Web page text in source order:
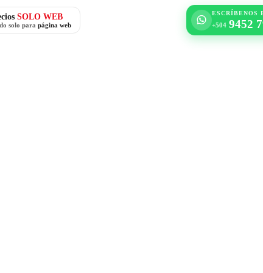
SOLO WEB
solo para página web
ESCRÍBENOS
+504 9452